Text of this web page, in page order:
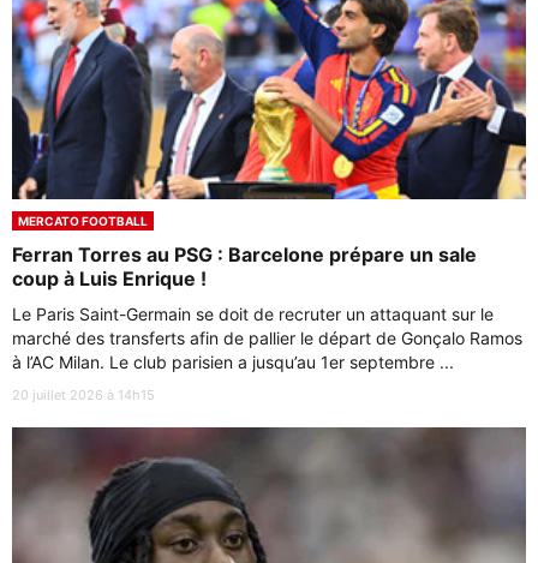
MERCATO FOOTBALL
Ferran Torres au PSG : Barcelone prépare un sale
coup à Luis Enrique !
Le Paris Saint-Germain se doit de recruter un attaquant sur le
marché des transferts afin de pallier le départ de Gonçalo Ramos
à l’AC Milan. Le club parisien a jusqu’au 1er septembre ...
20 juillet 2026 à 14h15